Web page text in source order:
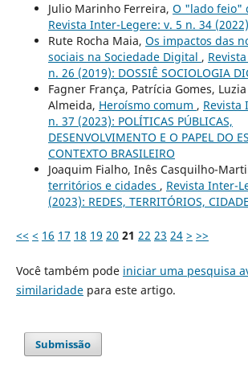
Julio Marinho Ferreira, O "lado feio"
Revista Inter-Legere: v. 5 n. 34
Rute Rocha Maia, Os impactos das
sociais na Sociedade Digital ,
n. 26 (2019): DOSSIÊ SOCIOLOGIA
Fagner França, Patrícia Gomes,
Almeida, Heroísmo comum , Revista
n. 37 (2023): POLÍTICAS PÚBLICAS,
DESENVOLVIMENTO E O PAPEL DO
CONTEXTO BRASILEIRO
Joaquim Fialho, Inês Casquilho-
territórios e cidades , Revista Inter-
(2023): REDES, TERRITÓRIOS,
<< < 16 17 18 19 20 21 22 23 24 > >>
Você também pode iniciar uma pesquisa
similaridadepara este artigo.
Submissão